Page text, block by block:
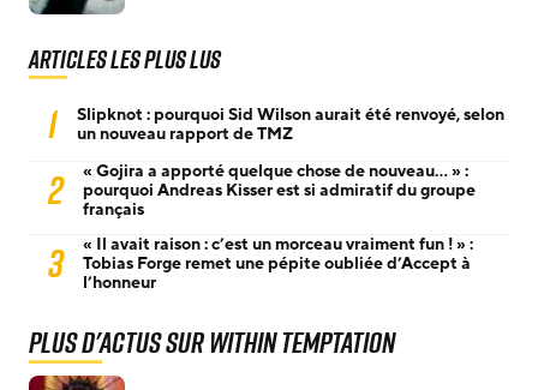
Articles les plus lus
1
Slipknot : pourquoi Sid Wilson aurait été renvoyé, selon
un nouveau rapport de TMZ
2
« Gojira a apporté quelque chose de nouveau… » :
pourquoi Andreas Kisser est si admiratif du groupe
français
3
« Il avait raison : c’est un morceau vraiment fun ! » :
Tobias Forge remet une pépite oubliée d’Accept à
l’honneur
Plus d'actus sur Within Temptation